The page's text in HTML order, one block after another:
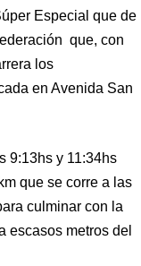
Especial que de
que, con
los
en Avenida San
9:13hs y 11:34hs
que se corre a las
culminar con la
escasos metros del